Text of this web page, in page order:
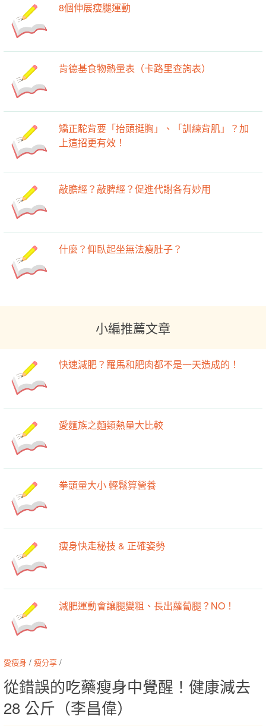
8個伸展瘦腿運動
肯德基食物熱量表（卡路里查詢表）
矯正駝背要「抬頭挺胸」、「訓練背肌」？加
上這招更有效！
敲膽經？敲脾經？促進代謝各有妙用
什麼？仰臥起坐無法瘦肚子？
小編推薦文章
快速減肥？羅馬和肥肉都不是一天造成的！
愛麵族之麵類熱量大比較
拳頭量大小 輕鬆算營養
瘦身快走秘技 & 正確姿勢
減肥運動會讓腿變粗、長出蘿蔔腿？NO！
愛瘦身 / 瘦分享 /
從錯誤的吃藥瘦身中覺醒！健康減去
28 公斤（李昌偉）